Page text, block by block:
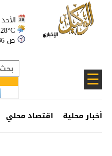
الأحد 2026-08-09
28°C
10:36 ص
☰
أخبار محلية اقتصاد محلي